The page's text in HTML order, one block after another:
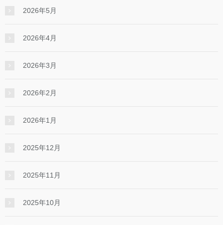
2026年5月
2026年4月
2026年3月
2026年2月
2026年1月
2025年12月
2025年11月
2025年10月